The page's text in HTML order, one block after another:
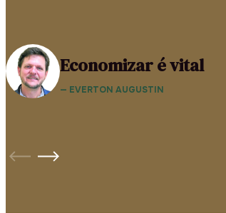
Economizar é vital
— EVERTON AUGUSTIN